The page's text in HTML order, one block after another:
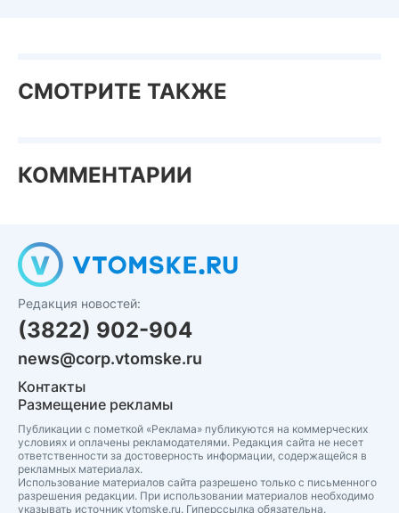
СМОТРИТЕ ТАКЖЕ
КОММЕНТАРИИ
Редакция новостей:
(3822) 902-904
news@corp.vtomske.ru
Контакты
Размещение рекламы
Публикации с пометкой «Реклама» публикуются на коммерческих
условиях и оплачены рекламодателями. Редакция сайта не несет
ответственности за достоверность информации, содержащейся в
рекламных материалах.
Использование материалов сайта разрешено только с письменного
разрешения редакции. При использовании материалов необходимо
указывать источник vtomske.ru. Гиперссылка обязательна.